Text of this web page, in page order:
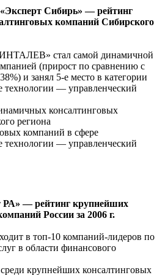
Сибирь» — рейтинг
компаний Сибирского
стал самой динамичной
(прирост по сравнению с
и занял 5-е место в категории
— управленческий
консалтинговых
региона
компаний в сфере
— управленческий
РА» — рейтинг крупнейших
России за 2006 г.
в топ-10 компаний-лидеров по
в области финансового
крупнейших консалтинговых